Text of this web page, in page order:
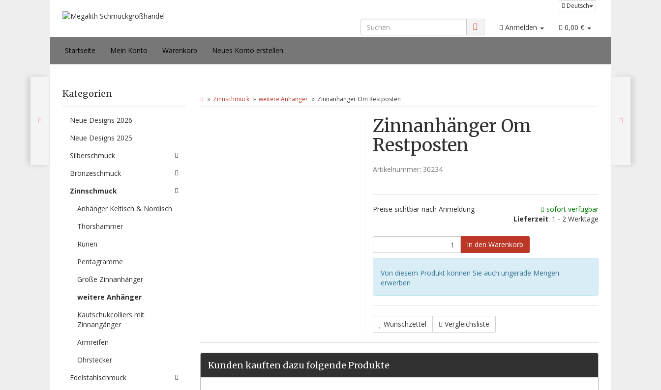
Deutsch
Anmelden 0,00 €
Startseite Mein Konto Warenkorb Neues Konto erstellen
Zinnschmuck weitere Anhänger Zinnanhänger Om Restposten
Zinnanhänger Om
Restposten
Artikelnummer: 30234
Preise sichtbar nach Anmeldung
sofort verfügbar
Lieferzeit: 1 - 2 Werktage
In den Warenkorb
Von diesem Produkt können Sie auch ungerade Mengen
erwerben
Wunschzettel Vergleichsliste
Kunden kauften dazu folgende Produkte
Kategorien
Neue Designs 2026
Neue Designs 2025
Silberschmuck
Bronzeschmuck
Zinnschmuck
Anhänger Keltisch & Nordisch
Thorshammer
Runen
Pentagramme
Große Zinnanhänger
weitere Anhänger
Kautschukcolliers mit
Zinnangänger
Armreifen
Ohrstecker
Edelstahlschmuck